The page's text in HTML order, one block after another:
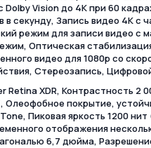
Dolby Vision до 4K при 60
в секунду, Запись видео 4K с
режим для записи видео с
Оптическая
видео для 1080p со
Стереозапись,
Retina XDR, Контрастность
Олеофобное покрытие,
Пиковая яркость 1200
отображения
6,7 дюйма,